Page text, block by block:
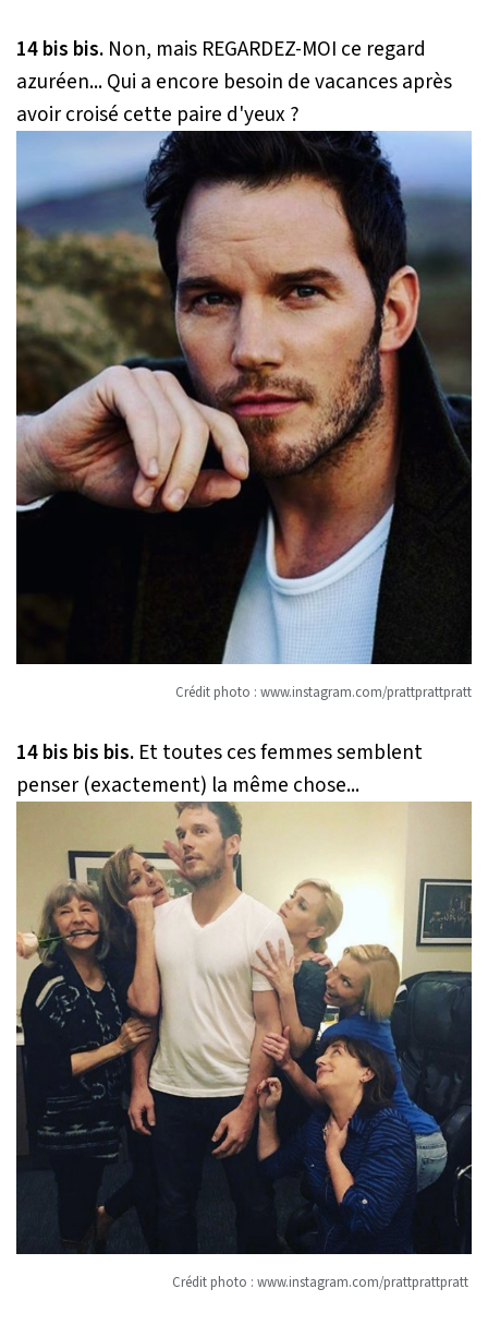
14 bis bis. Non, mais REGARDEZ-MOI ce regard
azuréen... Qui a encore besoin de vacances après
avoir croisé cette paire d'yeux ?
Crédit photo : www.instagram.com/prattprattpratt
14 bis bis bis. Et toutes ces femmes semblent
penser (exactement) la même chose...
Crédit photo : www.instagram.com/prattprattpratt